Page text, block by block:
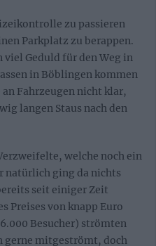
zu passieren
Parkplatz zu berappen.
viel Geduld für den Weg in
in Böblingen kommen
Fahrzeugen nicht klar,
langen Staus nach den
welche noch ein
natürlich ging da nichts
seit einiger Zeit
Preises von knapp Euro
Besucher) strömten
gerne mitgeströmt, doch